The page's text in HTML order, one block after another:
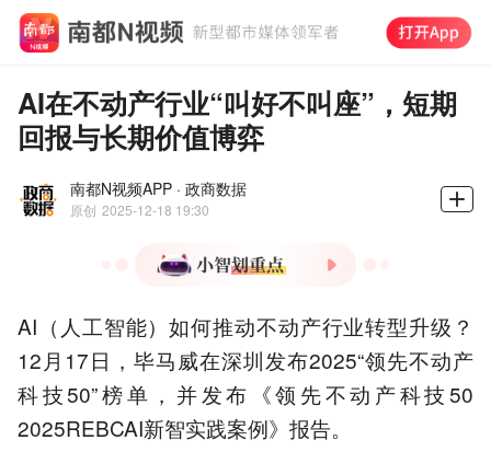
AI在不动产行业“叫好不叫座”，短期
回报与长期价值博弈
南都N视频APP · 政商数据
原创 2025-12-18 19:30
技50榜单，AI应用仍处"叫
好不叫座"阶段
生"空间即服务"新商业模式
3.物联网+AI预测模型推动
AI（人工智能）如何推动不动产行业转型升级？
12月17日，毕马威在深圳发布2025“领先不动产
科技50”榜单，并发布《领先不动产科技50
2025REBCAI新智实践案例》报告。